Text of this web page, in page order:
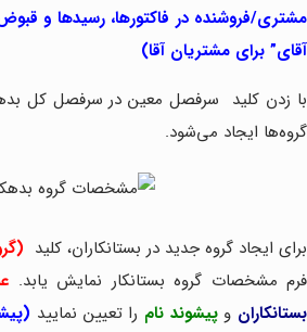
مشتری/فروشنده در فاکتورها، رسیدها و
آقای” برای مشتریان آقا)
با زدن کلید سرفصل معین در سرفصل کل
گروه‌ها ایجاد می‌شود.
برای ایجاد گروه جدید در بستانکاران، کلید
فرم مشخصات گروه بستانکار نمایش یابد.
بستانکاران وپیشوند نام را تعیین نمایید